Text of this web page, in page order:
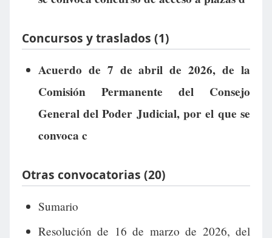
Concursos y traslados (1)
Acuerdo de 7 de abril de 2026, de la
Comisión Permanente del Consejo
General del Poder Judicial, por el que se
convoca c
Otras convocatorias (20)
Sumario
Resolución de 16 de marzo de 2026, del